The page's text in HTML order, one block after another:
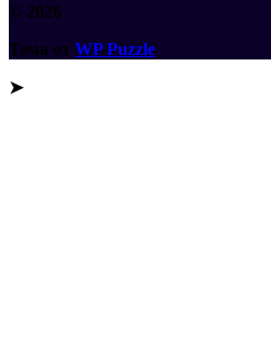
© 2026
Тема от WP Puzzle
➤